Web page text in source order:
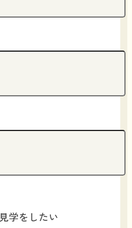
見学をしたい